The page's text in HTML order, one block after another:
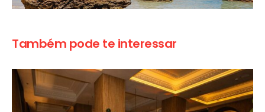
Também pode te interessar